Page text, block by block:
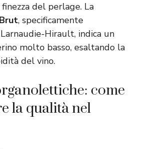
del perlage. La
, specificamente
Hirault, indica un
molto basso, esaltando la
del vino.
come
la qualità nel